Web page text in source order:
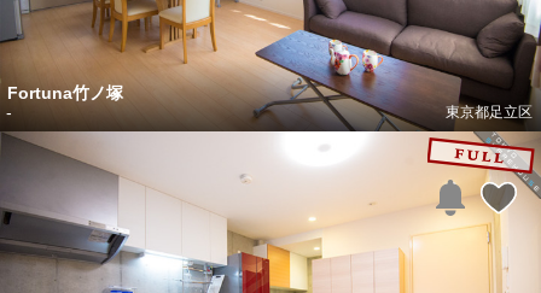
Fortuna竹ノ塚
東京都足立区
-